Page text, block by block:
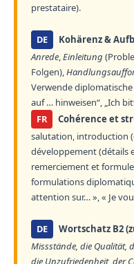
prestataire).
DE Kohärenz &
Anrede,Einleitung
Folgen),
Verwende
auf … hinweisen“, „Ich
FR
Cohérence et
salutation, introduction
développement (détails
remerciement et
formulations
attention sur… », « Je
DE Wortschatz B2
Missstände, die Qualität,
die Unzufriedenheit, der